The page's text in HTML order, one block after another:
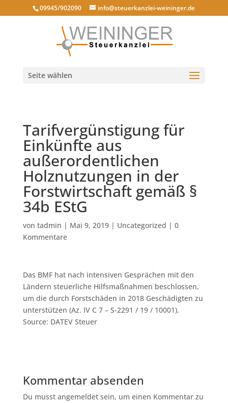
09945/902090 info@steuerkanzlei-weininger.de
Seite wählen
Tarifvergünstigung für
Einkünfte aus
außerordentlichen
Holznutzungen in der
Forstwirtschaft gemäß §
34b EStG
von tadmin | Mai 9, 2019| Uncategorized | 0
Kommentare
Das BMF hat nach intensiven Gesprächen mit den
Ländern steuerliche Hilfsmaßnahmen beschlossen,
um die durch Forstschäden in 2018 Geschädigten zu
unterstützen (Az. IV C 7 – S-2291 / 19 / 10001).
Source: DATEV Steuer
Kommentar absenden
Du musst angemeldet sein, um einen Kommentar zu